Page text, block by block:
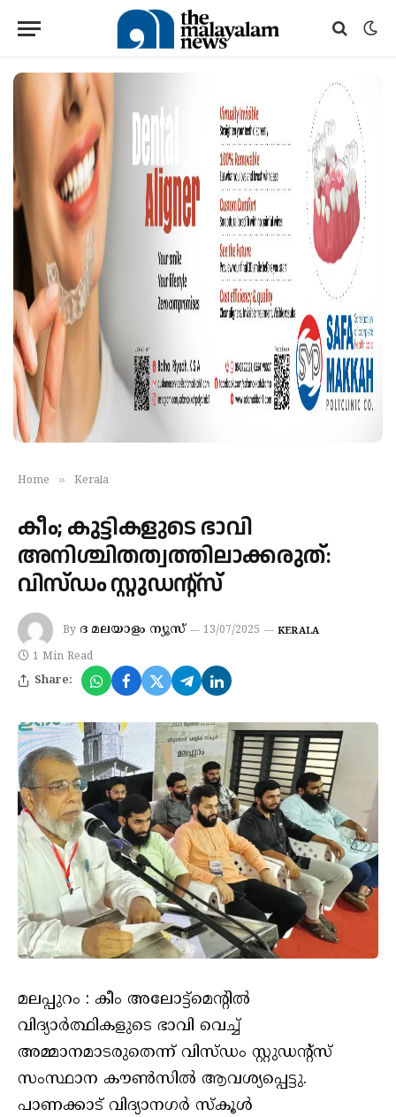
Home » Kerala
കീം; കുട്ടികളുടെ ഭാവി
അനിശ്ചിതത്വത്തിലാക്കരുത്:
വിസ്ഡം സ്റ്റുഡന്റ്സ്
By ദ മലയാളം ന്യൂസ് 13/07/2025 KERALA
1 Min Read
Share:
മലപ്പുറം : കീം അലോട്ട്മെന്റിൽ
വിദ്യാർത്ഥികളുടെ ഭാവി വെച്ച്
അമ്മാനമാടരുതെന്ന് വിസ്ഡം സ്റ്റുഡന്റ്സ്
സംസ്ഥാന കൗൺസിൽ ആവശ്യപ്പെട്ടു.
പാണക്കാട് വിദ്യാനഗർ സ്കൂൾ